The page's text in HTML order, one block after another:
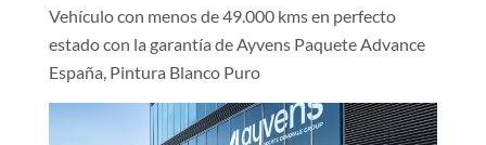
Vehículo con menos de 49.000 kms en perfecto
estado con la garantía de Ayvens Paquete Advance
España, Pintura Blanco Puro